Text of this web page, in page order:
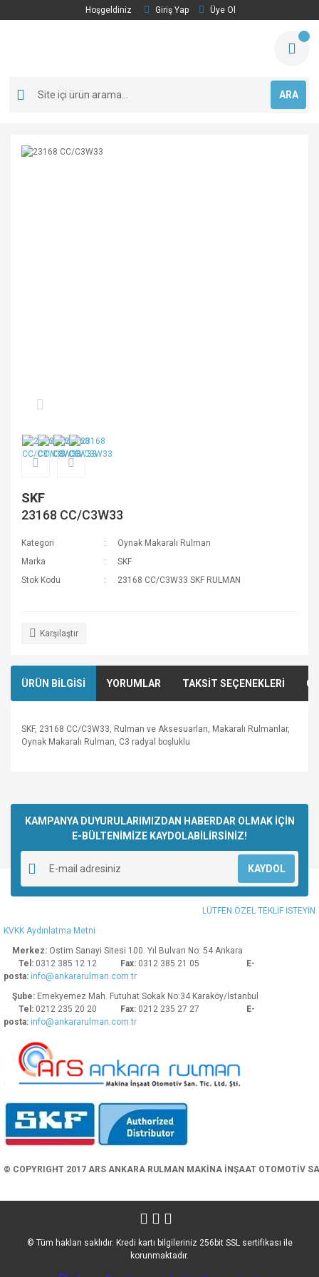
Hoşgeldiniz Giriş Yap Üye Ol
ARA
SKF
23168 CC/C3W33
Kategori
Oynak Makaralı Rulman
Marka
SKF
Stok Kodu
23168 CC/C3W33 SKF RULMAN
Karşılaştır
ÜRÜN BİLGİSİ YORUMLAR TAKSİT SEÇENEKLERİ
SKF, 23168 CC/C3W33, Rulman ve Aksesuarları, Makaralı Rulmanlar,
Oynak Makaralı Rulman, C3 radyal boşluklu
Yorum Yaz
kullanarak tarafımıza iletebilirsiniz.
Görüş ve önerileriniz için teşekkür ederiz.
Ürün resmi kalitesiz, bozuk veya görüntülenemiyor.
Ürün açıklamasında eksik bilgiler bulunuyor.
Ürün bilgilerinde hatalar bulunuyor.
Ürün fiyatı diğer sitelerden daha pahalı.
Bu ürüne benzer farklı alternatifler olmalı.
KAMPANYA DUYURULARIMIZDAN HABERDAR OLMAK İÇİN
E-BÜLTENİMİZE KAYDOLABİLİRSİNİZ!
KAYDOL
LÜTFEN ÖZEL TEKLİF İSTEYİN
KVKK Aydınlatma Metni
Merkez: Ostim Sanayi Sitesi 100. Yıl Bulvarı No: 54 Ankara
Tel: 0312 385 12 12 Fax: 0312 385 21 05
E-
posta: info@ankararulman.com.tr
Şube: Emekyemez Mah. Futuhat Sokak No:34 Karaköy/İstanbul
Tel: 0212 235 20 20 Fax: 0212 235 27 27
E-
posta: info@ankararulman.com.tr
© COPYRIGHT 2017 ARS ANKARA RULMAN MAKİNA İNŞAAT OTOMOTİV
© Tüm hakları saklıdır. Kredi kartı bilgileriniz 256bit SSL sertifikası ile
korunmaktadır.